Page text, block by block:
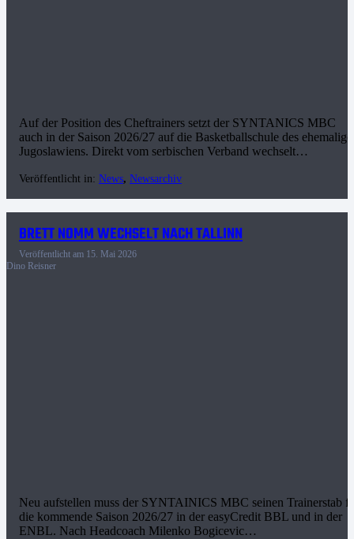
Auf der Position des Cheftrainers setzt der SYNTANICS MBC
auch in der Saison 2026/27 auf die Basketballschule des
Jugoslawiens. Direkt vom serbischen Verband wechselt…
Veröffentlicht in: News, Newsarchiv
BRETT NOMM WECHSELT NACH TALLINN
Veröffentlicht am 15. Mai 2026
Dino Reisner
Neu aufstellen muss der SYNTAINICS MBC seinen Trainerstab
die kommende Saison 2026/27 in der easyCredit BBL und in der
ENBL. Nach Headcoach Milenko Bogicevic…